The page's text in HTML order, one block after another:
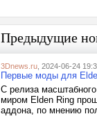
Предыдущие
3Dnews.ru , 2024-06-24
Первые моды для
С релиза
миром Elden Ring
аддона, по мнению